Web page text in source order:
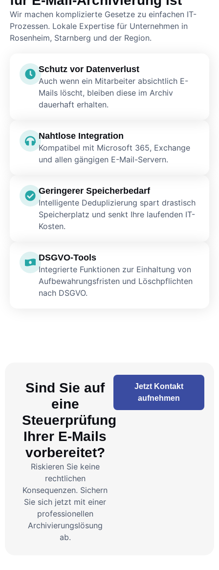
Wir machen komplizierte Gesetze zu einfachen IT-
Prozessen. Lokale Expertise für Unternehmen in
Rosenheim, Starnberg und der Region.
Schutz vor Datenverlust
Auch wenn ein Mitarbeiter absichtlich E-
Mails löscht, bleiben diese im Archiv
dauerhaft erhalten.
Nahtlose Integration
Kompatibel mit Microsoft 365, Exchange
und allen gängigen E-Mail-Servern.
Geringerer Speicherbedarf
Intelligente Deduplizierung spart drastisch
Speicherplatz und senkt Ihre laufenden IT-
Kosten.
DSGVO-Tools
Integrierte Funktionen zur Einhaltung von
Aufbewahrungsfristen und Löschpflichten
nach DSGVO.
Sind Sie auf
eine
Steuerprüfung
Ihrer E-Mails
vorbereitet?
Riskieren Sie keine
rechtlichen
Konsequenzen. Sichern
Sie sich jetzt mit einer
professionellen
Archivierungslösung
ab.
Jetzt Kontakt
aufnehmen